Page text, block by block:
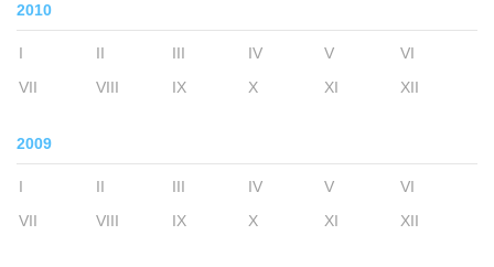
2010
I II III IV V
VI
VII
VIII IX X XI XII
2009
I II III IV V
VI
VII
VIII IX X XI XII